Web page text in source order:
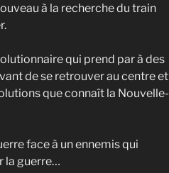
à la recherche du train
qui prend par à des
de se retrouver au centre et
que connaît la Nouvelle-
face à un ennemis qui
la guerre…